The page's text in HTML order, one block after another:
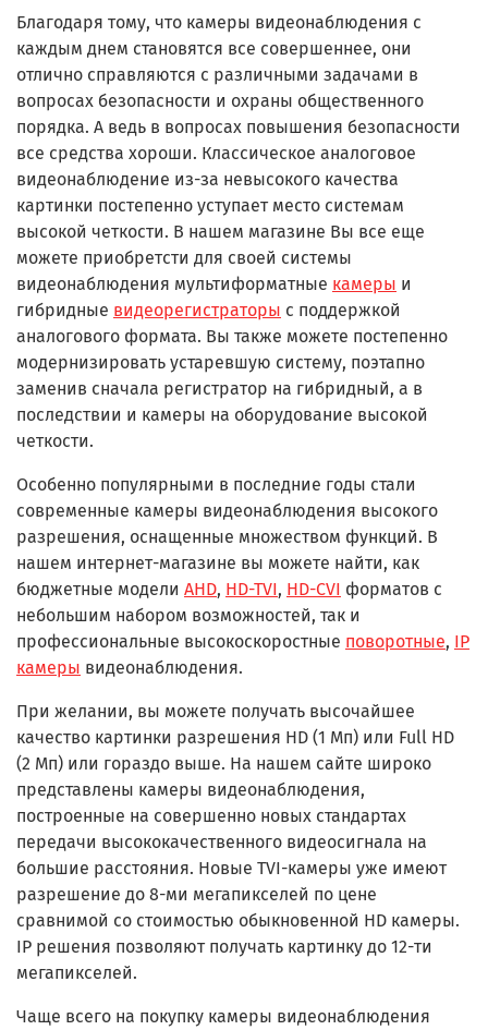
Благодаря тому, что камеры видеонаблюдения с
каждым днем становятся все совершеннее, они
отлично справляются с различными задачами в
вопросах безопасности и охраны общественного
порядка. А ведь в вопросах повышения безопасности
все средства хороши. Классическое аналоговое
видеонаблюдение из-за невысокого качества
картинки постепенно уступает место системам
высокой четкости. В нашем магазине Вы все еще
можете приобретсти для своей системы
видеонаблюдения мультиформатные камеры и
гибридные видеорегистраторы с поддержкой
аналогового формата. Вы также можете постепенно
модернизировать устаревшую систему, поэтапно
заменив сначала регистратор на гибридный, а в
последствии и камеры на оборудование высокой
четкости.
Особенно популярными в последние годы стали
современные камеры видеонаблюдения высокого
разрешения, оснащенные множеством функций. В
нашем интернет-магазине вы можете найти, как
бюджетные модели AHD, HD-TVI, HD-CVI форматов с
небольшим набором возможностей, так и
профессиональные высокоскоростные поворотные, IP
камеры видеонаблюдения.
При желании, вы можете получать высочайшее
качество картинки разрешения HD (1 Мп) или Full HD
(2 Мп) или гораздо выше. На нашем сайте широко
представлены камеры видеонаблюдения,
построенные на совершенно новых стандартах
передачи высококачественного видеосигнала на
большие расстояния. Новые TVI-камеры уже имеют
разрешение до 8-ми мегапикселей по цене
сравнимой со стоимостью обыкновенной HD камеры.
IP решения позволяют получать картинку до 12-ти
мегапикселей.
Чаще всего на покупку камеры видеонаблюдения